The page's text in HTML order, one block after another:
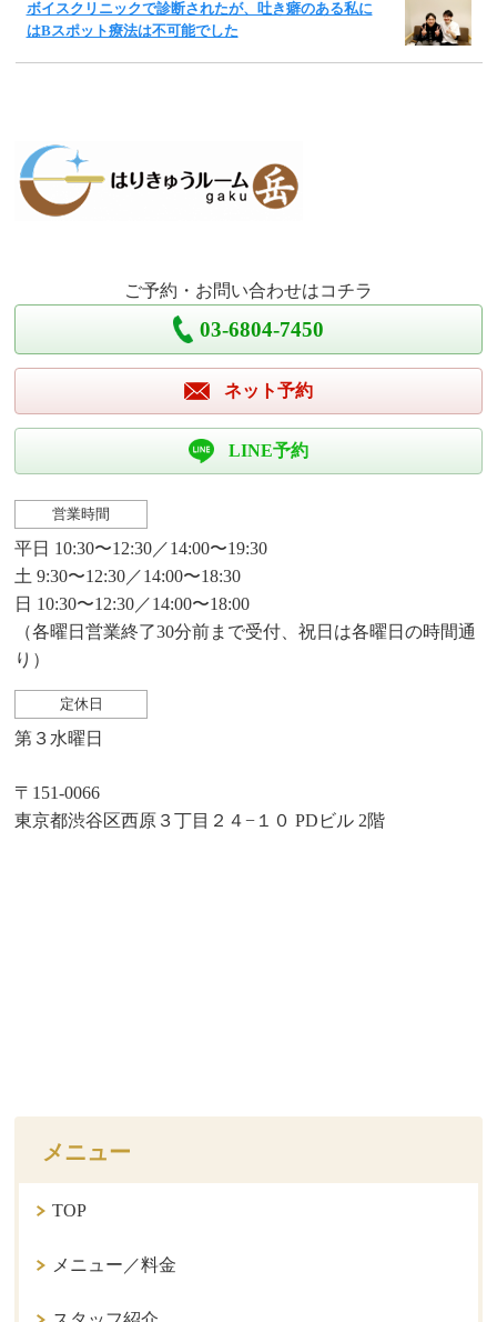
ボイスクリニックで診断されたが、吐き癖のある私に
はBスポット療法は不可能でした
ご予約・お問い合わせはコチラ
03-6804-7450
ネット予約
LINE予約
営業時間
平日 10:30〜12:30／14:00〜19:30
土 9:30〜12:30／14:00〜18:30
日 10:30〜12:30／14:00〜18:00
（各曜日営業終了30分前まで受付、祝日は各曜日の時間通
り）
定休日
第３水曜日
〒151-0066
東京都渋谷区西原３丁目２４−１０ PDビル 2階
メニュー
TOP
メニュー／料金